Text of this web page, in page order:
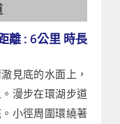
離 : 6公里 時長
見底的水面上，
漫步在環湖步道
小徑周圍環繞著